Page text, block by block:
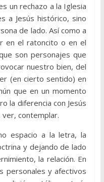
un rechazo a la Iglesia
a Jesús histórico, sino
de lado. Así como a
en el ratoncito o en el
son personajes que
nuestro bien, del
(en cierto sentido) en
que en un momento
la diferencia con Jesús
ver, contemplar.
espacio a la letra, la
y dejando de lado
la relación. En
personales y afectivos